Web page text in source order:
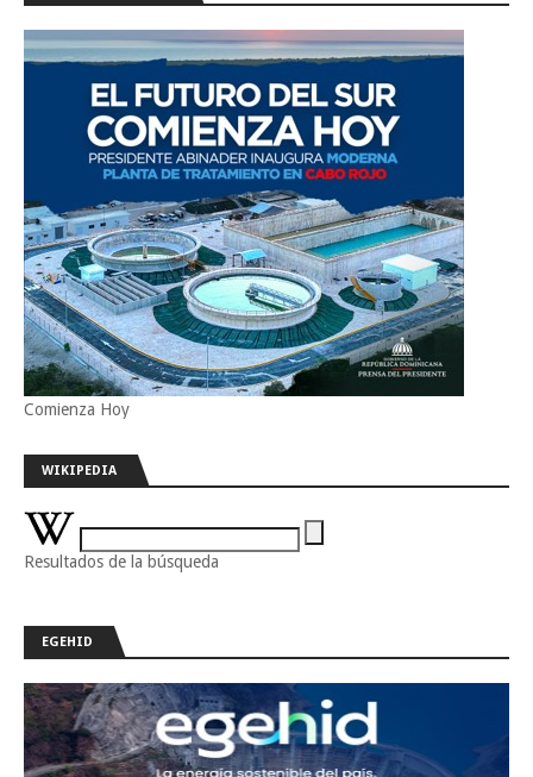
Comienza Hoy
WIKIPEDIA
Resultados de la búsqueda
EGEHID